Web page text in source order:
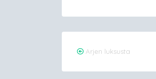
Post
navigation
Arjen luksusta